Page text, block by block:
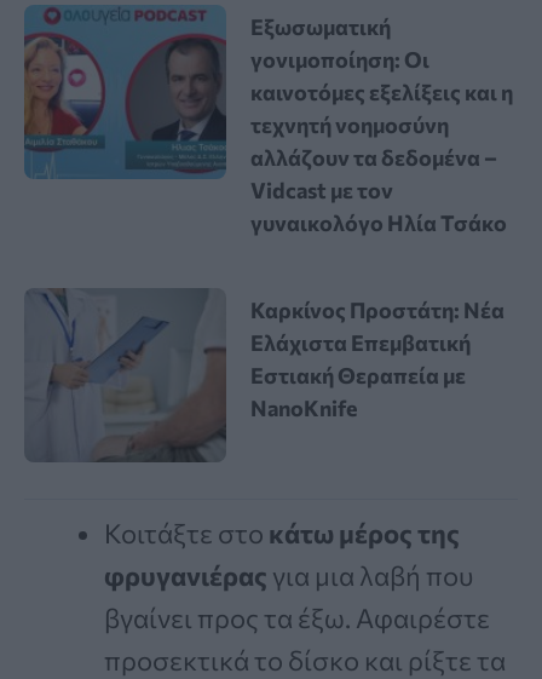
Εξωσωματική
γονιμοποίηση: Οι
καινοτόμες εξελίξεις και η
τεχνητή νοημοσύνη
αλλάζουν τα δεδομένα –
Vidcast με τον
γυναικολόγο Ηλία Τσάκο
Καρκίνος Προστάτη: Νέα
Ελάχιστα Επεμβατική
Εστιακή Θεραπεία με
NanoKnife
Κοιτάξτε στο κάτω μέρος της
φρυγανιέρας για μια λαβή που
βγαίνει προς τα έξω. Αφαιρέστε
προσεκτικά το δίσκο και ρίξτε τα